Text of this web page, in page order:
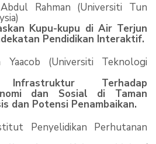
Rahman (Universiti Tun
Kupu-kupu di Air Terjun
Pendidikan Interaktif.
(Universiti Teknologi
Terhadap
dan Sosial di Taman
dan Potensi Penambaikan.
Penyelidikan Perhutanan